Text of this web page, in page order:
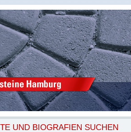
UND BIOGRAFIEN SUCHEN